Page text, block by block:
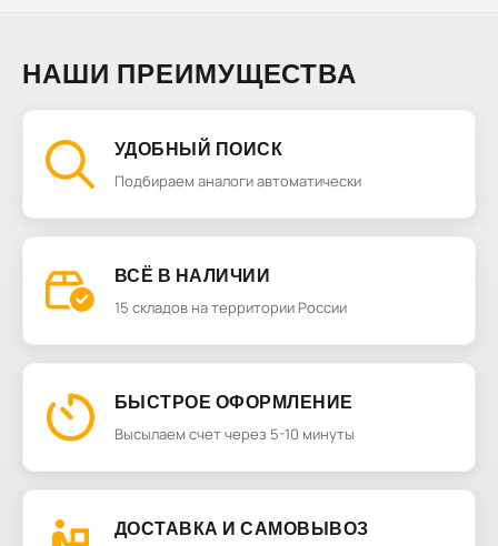
НАШИ ПРЕИМУЩЕСТВА
УДОБНЫЙ ПОИСК
Подбираем аналоги автоматически
ВСЁ В НАЛИЧИИ
15 складов на территории России
БЫСТРОЕ ОФОРМЛЕНИЕ
Высылаем счет через 5-10 минуты
ДОСТАВКА И САМОВЫВОЗ